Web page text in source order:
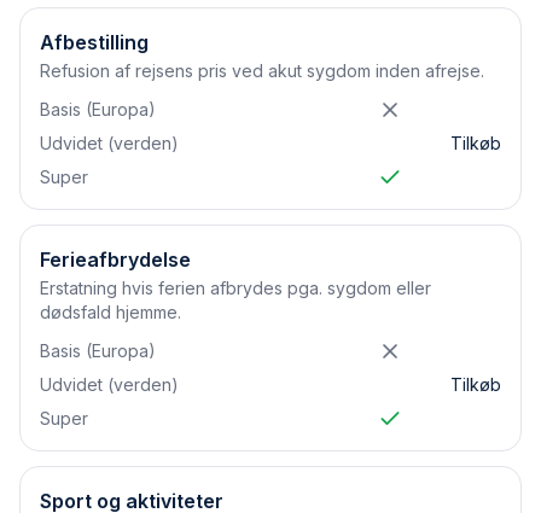
Afbestilling
Refusion af rejsens pris ved akut sygdom inden afrejse.
Basis (Europa)
Udvidet (verden)
Tilkøb
Super
Ferieafbrydelse
Erstatning hvis ferien afbrydes pga. sygdom eller
dødsfald hjemme.
Basis (Europa)
Udvidet (verden)
Tilkøb
Super
Sport og aktiviteter